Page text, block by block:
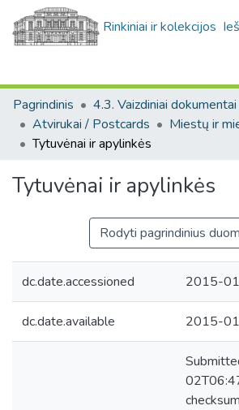
Rinkiniai ir kolekcijos
Pagrindinis
Atvirukai / Postcards
Tytuvėnai ir apylinkės
Tytuvėnai ir apylinkės
Rodyti pagrindinius
dc.date.accessioned 2015-
dc.date.available 2015-